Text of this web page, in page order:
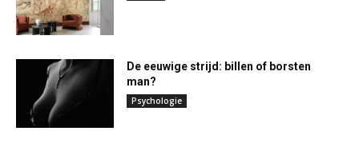
De eeuwige strijd: billen of borsten
man?
Psychologie